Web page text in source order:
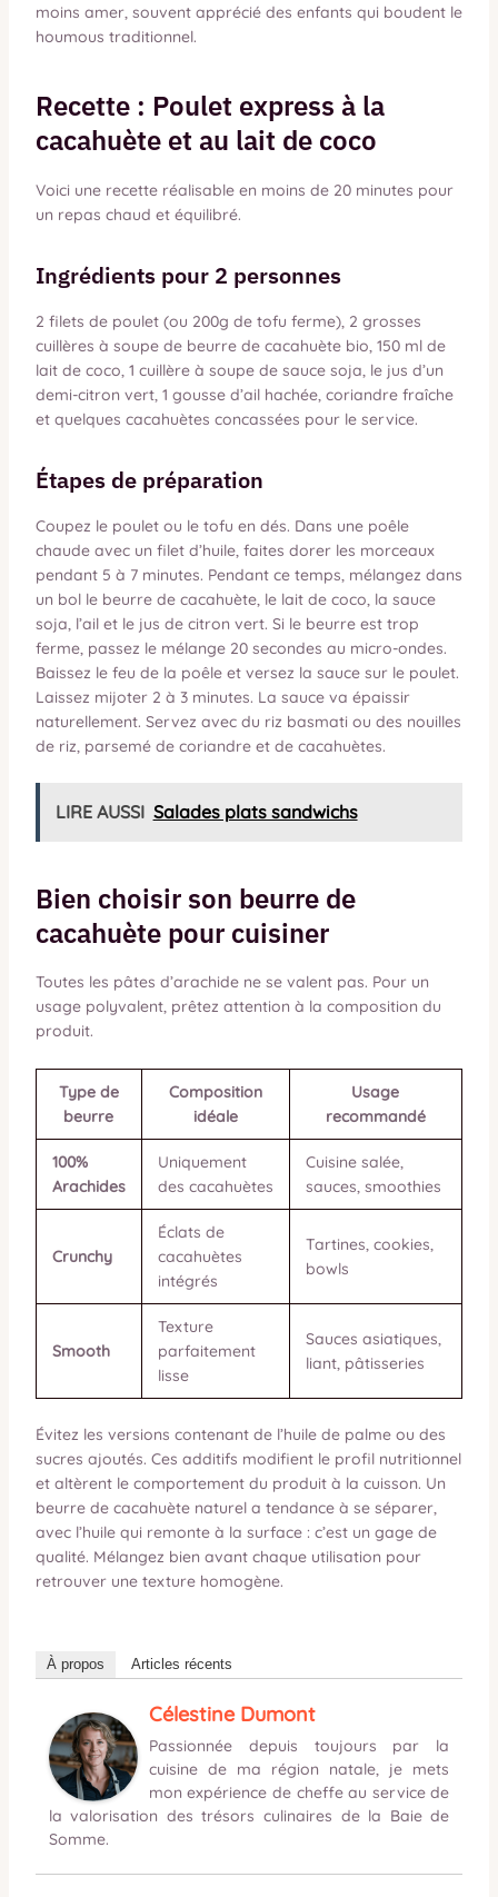
moins amer, souvent apprécié des enfants qui boudent le
houmous traditionnel.
Recette : Poulet express à la
cacahuète et au lait de coco
Voici une recette réalisable en moins de 20 minutes pour
un repas chaud et équilibré.
Ingrédients pour 2 personnes
2 filets de poulet (ou 200g de tofu ferme), 2 grosses
cuillères à soupe de beurre de cacahuète bio, 150 ml de
lait de coco, 1 cuillère à soupe de sauce soja, le jus d’un
demi-citron vert, 1 gousse d’ail hachée, coriandre fraîche
et quelques cacahuètes concassées pour le service.
Étapes de préparation
Coupez le poulet ou le tofu en dés. Dans une poêle
chaude avec un filet d’huile, faites dorer les morceaux
pendant 5 à 7 minutes. Pendant ce temps, mélangez dans
un bol le beurre de cacahuète, le lait de coco, la sauce
soja, l’ail et le jus de citron vert. Si le beurre est trop
ferme, passez le mélange 20 secondes au micro-ondes.
Baissez le feu de la poêle et versez la sauce sur le poulet.
Laissez mijoter 2 à 3 minutes. La sauce va épaissir
naturellement. Servez avec du riz basmati ou des nouilles
de riz, parsemé de coriandre et de cacahuètes.
LIRE AUSSI Salades plats sandwichs
Bien choisir son beurre de
cacahuète pour cuisiner
Toutes les pâtes d’arachide ne se valent pas. Pour un
usage polyvalent, prêtez attention à la composition du
produit.
Type de
beurre
Composition
idéale
Usage
recommandé
100%
Arachides
Uniquement
des cacahuètes
Cuisine salée,
sauces, smoothies
Crunchy
Éclats de
cacahuètes
intégrés
Tartines, cookies,
bowls
Smooth
Texture
parfaitement
lisse
Sauces asiatiques,
liant, pâtisseries
Évitez les versions contenant de l’huile de palme ou des
sucres ajoutés. Ces additifs modifient le profil nutritionnel
et altèrent le comportement du produit à la cuisson. Un
beurre de cacahuète naturel a tendance à se séparer,
avec l’huile qui remonte à la surface : c’est un gage de
qualité. Mélangez bien avant chaque utilisation pour
retrouver une texture homogène.
À propos Articles récents
Célestine Dumont
Passionnée depuis toujours par la
cuisine de ma région natale, je mets
mon expérience de cheffe au service de
la valorisation des trésors culinaires de la Baie de
Somme.